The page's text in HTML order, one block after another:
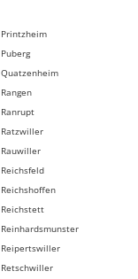
Printzheim
Puberg
Quatzenheim
Rangen
Ranrupt
Ratzwiller
Rauwiller
Reichsfeld
Reichshoffen
Reichstett
Reinhardsmunster
Reipertswiller
Retschwiller